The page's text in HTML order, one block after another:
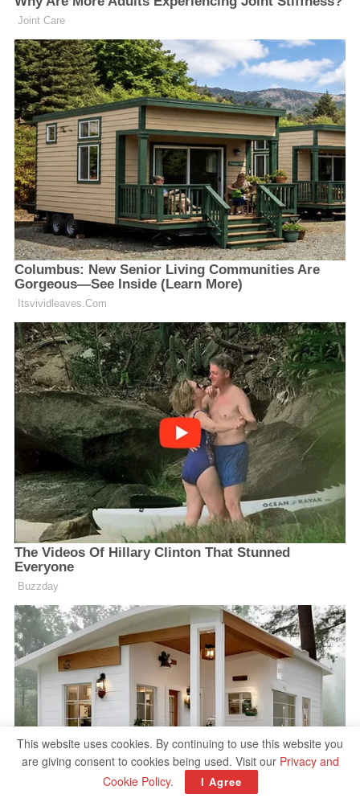
This website uses cookies. By continuing to use this website you
are giving consent to cookies being used. Visit our Privacy and
Cookie Policy. I Agree